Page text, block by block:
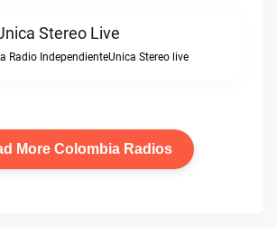
Stereo Live
Radio IndependienteUnica Stereo live
More Colombia Radios